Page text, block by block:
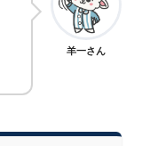
羊一さん